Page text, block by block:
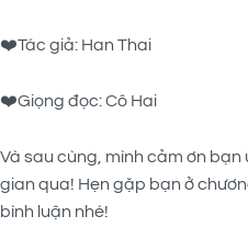
❤️Tác giả: Han Thai
❤️Giọng đọc: Cô Hai
Và sau cùng, mình cảm ơn bạn
gian qua! Hẹn gặp bạn ở
bình luận nhé!